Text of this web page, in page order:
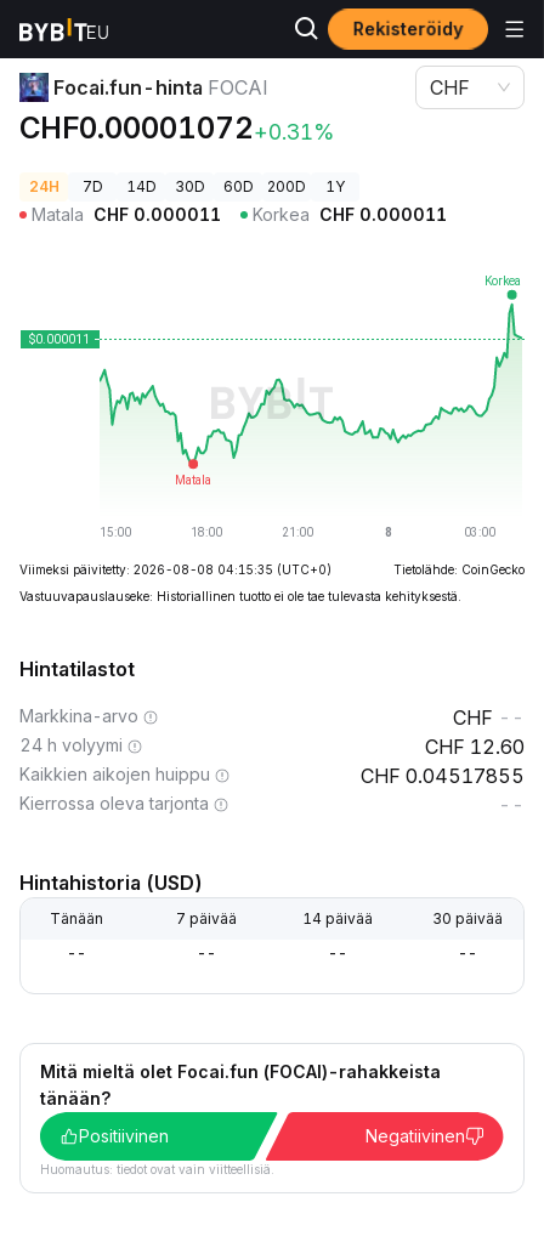
Rekisteröidy
Kryptohinnat
Focai.fun-hinta FOCAI
CHF0.00001072+0.31%
CHF
24H 7D 14D 30D 60D 200D 1Y
Matala CHF 0.000011 Korkea CHF 0.000011
Viimeksi päivitetty: 2026-08-08 04:15:35 (UTC+0)
Tietolähde: CoinGecko
Vastuuvapauslauseke: Historiallinen tuotto ei ole tae tulevasta kehityksestä.
Hintatilastot
Markkina-arvo --
24 h volyymi 12.60
Kaikkien aikojen huippu 0.04517855
Kierrossa oleva tarjonta --
Hintahistoria (USD)
Tänään 7 päivää 14 päivää 30 päivää
-- -- -- --
Mitä mieltä olet Focai.fun (FOCAI)-rahakkeista
tänään?
Positiivinen
Negatiivinen
Huomautus: tiedot ovat vain viitteellisiä.